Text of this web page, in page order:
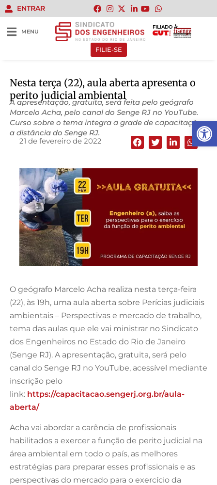
Abrir
ENTRAR
MENU
FILIADO À:
FILIE-SE
Nesta terça (22), aula aberta apresenta o
perito judicial ambiental
A apresentação, gratuita, será feita pelo geógrafo
Marcelo Acha, pelo canal do Senge RJ no YouTube.
Curso sobre o tema integra a grade de capacitações
a distância do Senge RJ.
21 de fevereiro de 2022
O geógrafo Marcelo Acha realiza nesta terça-feira
(22), às 19h, uma aula aberta sobre Perícias judiciais
ambientais – Perspectivas e mercado de trabalho,
tema das aulas que ele vai ministrar no Sindicato
dos Engenheiros no Estado do Rio de Janeiro
(Senge RJ). A apresentação, gratuita, será pelo
canal do Senge RJ no YouTube, acessível mediante
inscrição pelo
link: https://capacitacao.sengerj.org.br/aula-
aberta/
Acha vai abordar a carência de profissionais
habilitados a exercer a função de perito judicial na
área ambiental em todo o país, as melhores
estratégias para preparar esses profissionais e as
perspectivas do mercado para o exercício da